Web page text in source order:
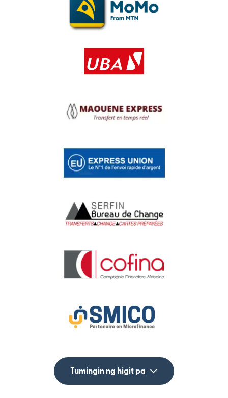
Tumingin ng higit pa